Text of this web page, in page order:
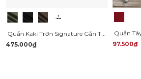
Quần Kaki Trơn Signature Gắn Tag Kim Loại Form Slimfit QK028
475.000₫
Quần
97.500₫